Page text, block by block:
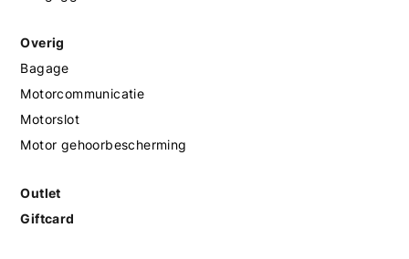
Overig
Bagage
Motorcommunicatie
Motorslot
Motor gehoorbescherming
Outlet
Giftcard